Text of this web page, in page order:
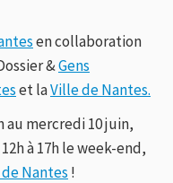
en collaboration
&Gens
et laVille de Nantes.
mercredi 10 juin,
à 17h le week-end,
Nantes !